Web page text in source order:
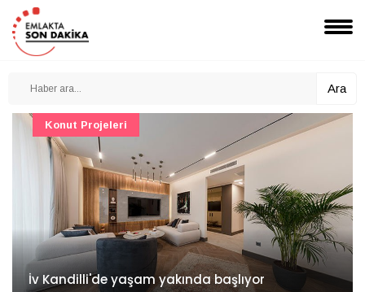
Ara
İv Kandilli'de yaşam yakında başlıyor
Konut Projeleri